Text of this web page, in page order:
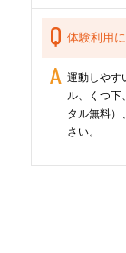
体験利用
運動しやす
ル、くつ下
タル無料）
さい。